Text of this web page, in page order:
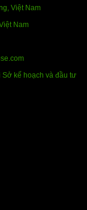
Việt Nam
Nam
kế hoạch và đầu tư